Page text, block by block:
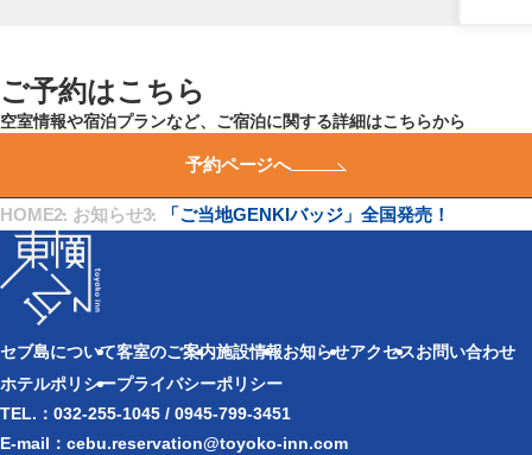
ご予約はこちら
空室情報や宿泊プランなど、ご宿泊に関する詳細はこちらから
予約ページへ
HOME・ お知らせ・ 「ご当地GENKIバッジ」全国発売！
セブ島について客室のご案内施設情報お知らせアクセスお問い合わせ
ホテルポリシープライバシーポリシー
TEL.：032-255-1045 / 0945-799-3451
E-mail：cebu.reservation@toyoko-inn.com